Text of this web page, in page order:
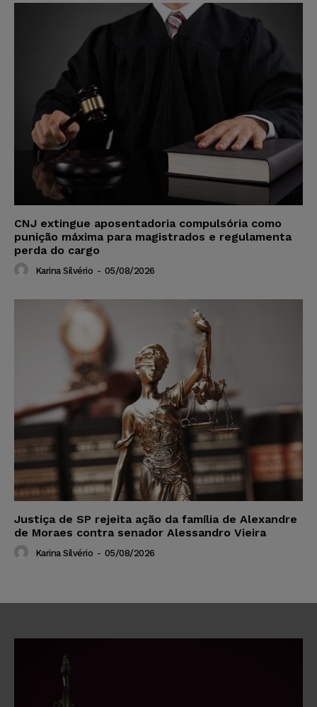
CNJ extingue aposentadoria compulsória como
punição máxima para magistrados e regulamenta
perda do cargo
Karina Silvério - 05/08/2026
Justiça de SP rejeita ação da família de Alexandre
de Moraes contra senador Alessandro Vieira
Karina Silvério - 05/08/2026